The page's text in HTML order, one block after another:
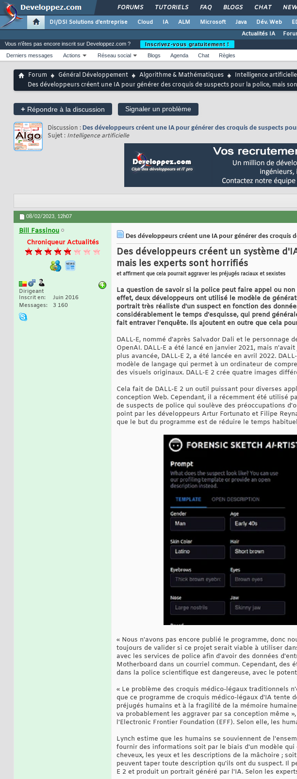
FORUMS TUTORIELS FAQ BLOGS CHAT
DI/DSI Solutions d'entreprise Cloud IA ALM Microsoft Java Dév. Web
Actualités IA
Vous n'êtes pas encore inscrit sur Developpez.com ?
Inscrivez-vous gratuitement !
Derniers messages
Actions Réseau social Blogs Agenda Chat Règles
Forum Général Développement Algorithme & Mathématiques
Intelligence artificielle
Des développeurs créent une IA pour générer des croquis de suspects pour la police, mais
+ Répondre à la discussion Signaler un problème
Discussion : Des développeurs créent une IA pour générer des croquis de suspects
Sujet : Intelligence artificielle
08/02/2023, 12h07
Bill Fassinou
Chroniqueur Actualités
Dirigeant
Inscrit en
Juin 2016
Messages
3 160
Des développeurs créent une IA pour générer des croquis
Des développeurs créent un système
mais les experts sont horrifiés
et affirment que cela pourrait aggraver les préjugés raciaux et sexistes
La question de savoir si la police peut faire appel ou
effet, deux développeurs ont utilisé le modèle de
portrait très réaliste d'un suspect en fonction des
considérablement le temps d'esquisse, qui prend
fait entraver l'enquête. Ils ajoutent en outre que cela
DALL-E, nommé d'après Salvador Dali et le personnage
OpenAI. DALL-E a été lancé en janvier 2021, mais
plus avancée, DALL-E 2, a été lancée en avril 2022.
modèle de langage qui permet à un ordinateur de
des visuels originaux. DALL-E 2 crée quatre images
Cela fait de DALL-E 2 un outil puissant pour diverses
conception Web. Cependant, il a récemment été utilisé
de suspects de police qui soulève des préoccupations
point par les développeurs Artur Fortunato et Filipe
que le but du programme est de réduire le temps
« Nous n'avons pas encore publié le programme, donc
toujours de valider si ce projet serait viable à utiliser
avec les services de police afin d'avoir des données
Motherboard dans un courriel commun. Cependant, des
dans la police scientifique est dangereuse, avec le
« Le problème des croquis médico-légaux traditionnels
que ce programme de croquis médico-légaux d'IA tente
préjugés humains et à la fragilité de la mémoire
va probablement les aggraver par sa conception même
l'Electronic Frontier Foundation (EFF). Selon elle, les
Lynch estime que les humains se souviennent de
fournir des informations soit par le biais d'un modèle
cheveux, les yeux et les descriptions de la mâchoire ;
peuvent taper toute description qu'ils ont du suspect. Il
E 2 et produit un portrait généré par l'IA. Selon les